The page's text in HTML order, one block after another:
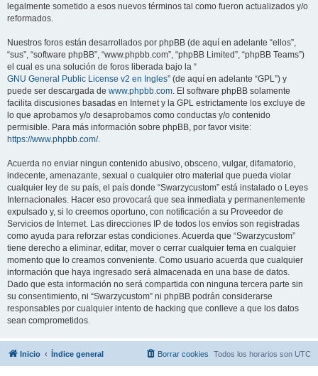
legalmente sometido a esos nuevos términos tal como fueron actualizados y/o
reformados.
Nuestros foros están desarrollados por phpBB (de aquí en adelante “ellos”,
“sus”, “software phpBB”, “www.phpbb.com”, “phpBB Limited”, “phpBB Teams”)
el cual es una solución de foros liberada bajo la “
GNU General Public License v2 en Ingles” (de aquí en adelante “GPL”) y
puede ser descargada de www.phpbb.com. El software phpBB solamente
facilita discusiones basadas en Internet y la GPL estrictamente los excluye de
lo que aprobamos y/o desaprobamos como conductas y/o contenido
permisible. Para más información sobre phpBB, por favor visite:
https://www.phpbb.com/.
Acuerda no enviar ningun contenido abusivo, obsceno, vulgar, difamatorio,
indecente, amenazante, sexual o cualquier otro material que pueda violar
cualquier ley de su país, el país donde “Swarzycustom” está instalado o Leyes
Internacionales. Hacer eso provocará que sea inmediata y permanentemente
expulsado y, si lo creemos oportuno, con notificación a su Proveedor de
Servicios de Internet. Las direcciones IP de todos los envíos son registradas
como ayuda para reforzar estas condiciones. Acuerda que “Swarzycustom”
tiene derecho a eliminar, editar, mover o cerrar cualquier tema en cualquier
momento que lo creamos conveniente. Como usuario acuerda que cualquier
información que haya ingresado será almacenada en una base de datos.
Dado que esta información no será compartida con ninguna tercera parte sin
su consentimiento, ni “Swarzycustom” ni phpBB podrán considerarse
responsables por cualquier intento de hacking que conlleve a que los datos
sean comprometidos.
Inicio Índice general Todos los horarios son UTC
Borrar cookies